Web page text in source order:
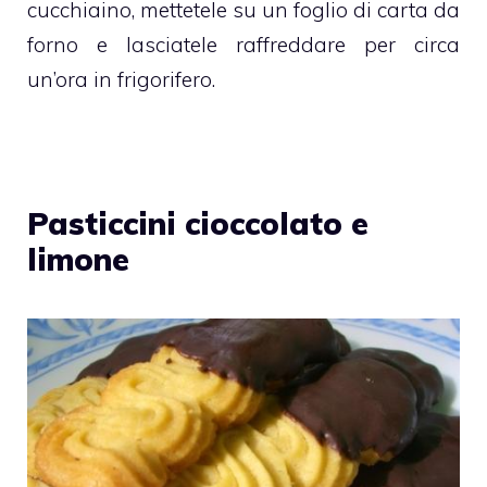
cucchiaino, mettetele su un foglio di carta da
forno e lasciatele raffreddare per circa
un’ora in frigorifero.
Pasticcini cioccolato e
limone